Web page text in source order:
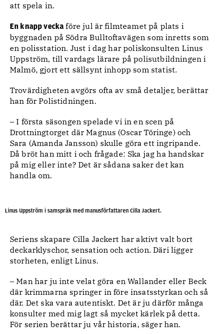
att spela in.
En knapp veckaföre jul är filmteamet på plats i
byggnaden på Södra Bulltoftavägen som inretts som
en polisstation. Just i dag har poliskonsulten Linus
Uppström, till vardags lärare på polisutbildningen i
Malmö, gjort ett sällsynt inhopp som statist.
Trovärdigheten avgörs ofta av små detaljer, berättar
han för Polistidningen.
– I första säsongen spelade vi in en scen på
Drottningtorget där Magnus (Oscar Töringe) och
Sara (Amanda Jansson) skulle göra ett ingripande.
Då bröt han mitt i och frågade: Ska jag ha handskar
på mig eller inte? Det är sådana saker det kan
handla om.
Linus Uppström i samspråk med manusförfattaren Cilla Jackert.
Seriens skapare Cilla Jackert har aktivt valt bort
deckarklyschor, sensation och action. Däri ligger
storheten, enligt Linus.
– Man har ju inte velat göra en Wallander eller Beck
där krimmarna springer in före insatsstyrkan och så
där. Det ska vara autentiskt. Det är ju därför många
konsulter med mig lagt så mycket kärlek på detta.
För serien berättar ju vår historia, säger han.